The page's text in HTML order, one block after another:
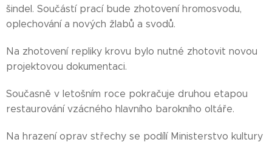
šindel. Součástí prací bude zhotovení hromosvodu,
oplechování a nových žlabů a svodů.
Na zhotovení repliky krovu bylo nutné zhotovit novou
projektovou dokumentaci.
Současně v letošním roce pokračuje druhou etapou
restaurování vzácného hlavního barokního oltáře.
Na hrazení oprav střechy se podílí Ministerstvo kultury